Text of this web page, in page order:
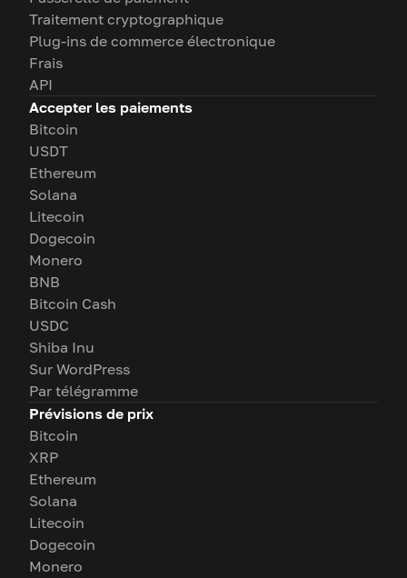
Traitement cryptographique
Plug-ins de commerce électronique
Frais
API
Accepter les paiements
Bitcoin
USDT
Ethereum
Solana
Litecoin
Dogecoin
Monero
BNB
Bitcoin Cash
USDC
Shiba Inu
Sur WordPress
Par télégramme
Prévisions de prix
Bitcoin
XRP
Ethereum
Solana
Litecoin
Dogecoin
Monero